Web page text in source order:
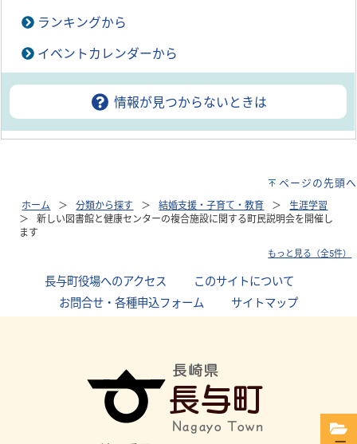
ランキングから
イベントカレンダーから
情報が見つからないときは
ページの先頭へ
ホーム 分類から探す 結婚支援・子育て・教育
生涯学習
新しい図書館と健康センターの複合施設に関する町民説明会を開催し
ます
もっと見る（全5件）
長与町役場へのアクセス このサイトについて
お問合せ・各種申込フォーム
サイトマップ